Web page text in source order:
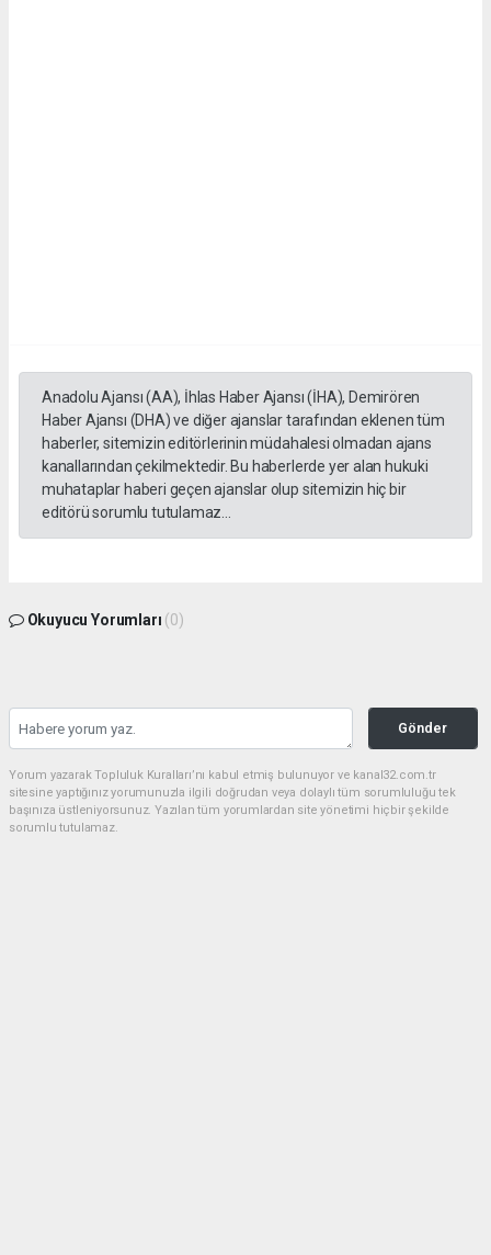
Anadolu Ajansı (AA), İhlas Haber Ajansı (İHA), Demirören
Haber Ajansı (DHA) ve diğer ajanslar tarafından eklenen tüm
haberler, sitemizin editörlerinin müdahalesi olmadan ajans
kanallarından çekilmektedir. Bu haberlerde yer alan hukuki
muhataplar haberi geçen ajanslar olup sitemizin hiç bir
editörü sorumlu tutulamaz...
Okuyucu Yorumları (0)
Gönder
Yorum yazarak Topluluk Kuralları’nı kabul etmiş bulunuyor ve kanal32.com.tr
sitesine yaptığınız yorumunuzla ilgili doğrudan veya dolaylı tüm sorumluluğu tek
başınıza üstleniyorsunuz. Yazılan tüm yorumlardan site yönetimi hiçbir şekilde
sorumlu tutulamaz.